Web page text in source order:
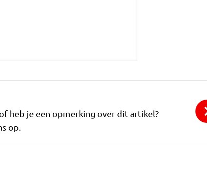
heb je een opmerking over dit artikel?
op.